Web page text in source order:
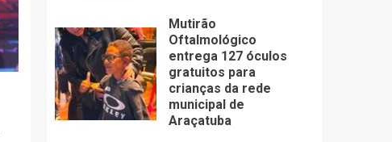
Mutirão
Oftalmológico
entrega 127 óculos
gratuitos para
crianças da rede
municipal de
Araçatuba